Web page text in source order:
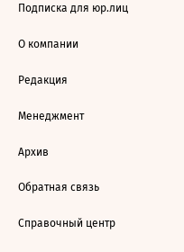
Подписка для юр.лиц
О компании
Редакция
Менеджмент
Архив
Обратная связь
Справочный центр